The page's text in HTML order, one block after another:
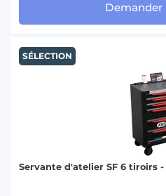
Demander
SÉLECTION
Servante d'atelier SF 6 tiroirs -